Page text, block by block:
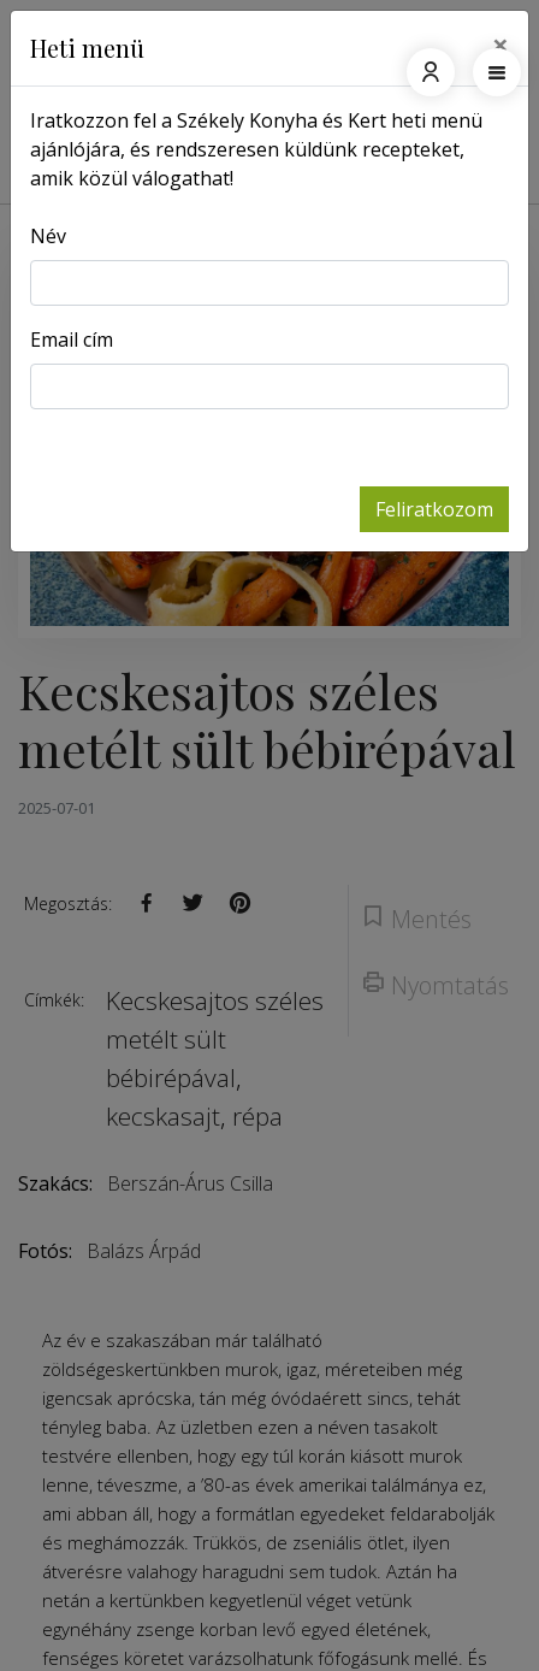
Főoldal Receptek Kecskesajtos széles metélt sült bébirépával
Kecskesajtos széles
metélt sült bébirépával
2025-07-01
Mentés
Nyomtatás
Megosztás:
Címkék:
Kecskesajtos széles
metélt sült
bébirépával,
kecskasajt, répa
Szakács: Berszán-Árus Csilla
Fotós: Balázs Árpád
Az év e szakaszában már található
zöldségeskertünkben murok, igaz, méreteiben még
igencsak aprócska, tán még óvódaérett sincs, tehát
tényleg baba. Az üzletben ezen a néven tasakolt
testvére ellenben, hogy egy túl korán kiásott murok
lenne, téveszme, a ’80-as évek amerikai találmánya ez,
ami abban áll, hogy a formátlan egyedeket feldarabolják
és meghámozzák. Trükkös, de zseniális ötlet, ilyen
átverésre valahogy haragudni sem tudok. Aztán ha
netán a kertünkben kegyetlenül véget vetünk
egynéhány zsenge korban levő egyed életének,
fenséges köretet varázsolhatunk főfogásunk mellé. És
Heti menü ×
Iratkozzon fel a Székely Konyha és Kert heti menü
ajánlójára, és rendszeresen küldünk recepteket,
amik közül válogathat!
Név
Email cím
Feliratkozom